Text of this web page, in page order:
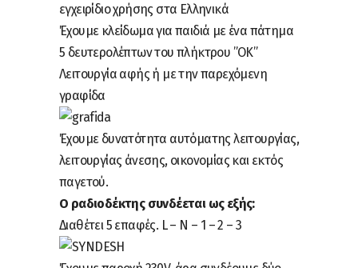
εγχειρίδιο χρήσης στα Ελληνικά
Έχουμε κλείδωμα για παιδιά με ένα πάτημα
5 δευτερολέπτων του πλήκτρου ”ΟΚ”
Λειτουργία αφής ή με την παρεχόμενη
γραφίδα
Έχουμε δυνατότητα αυτόματης λειτουργίας,
λειτουργίας άνεσης, οικονομίας και εκτός
παγετού.
Ο ραδιοδέκτης συνδέεται ως εξής:
Διαθέτει 5 επαφές. L – N – 1 – 2 – 3